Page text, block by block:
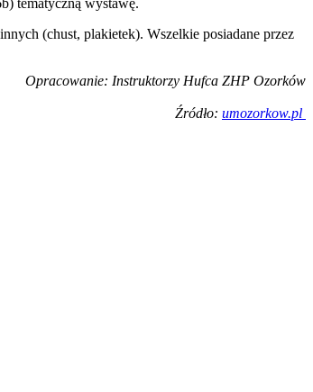
(chust, plakietek). Wszelkie posiadane przez
Opracowanie: Instruktorzy Hufca ZHP Ozorków
Źródło: umozorkow.pl